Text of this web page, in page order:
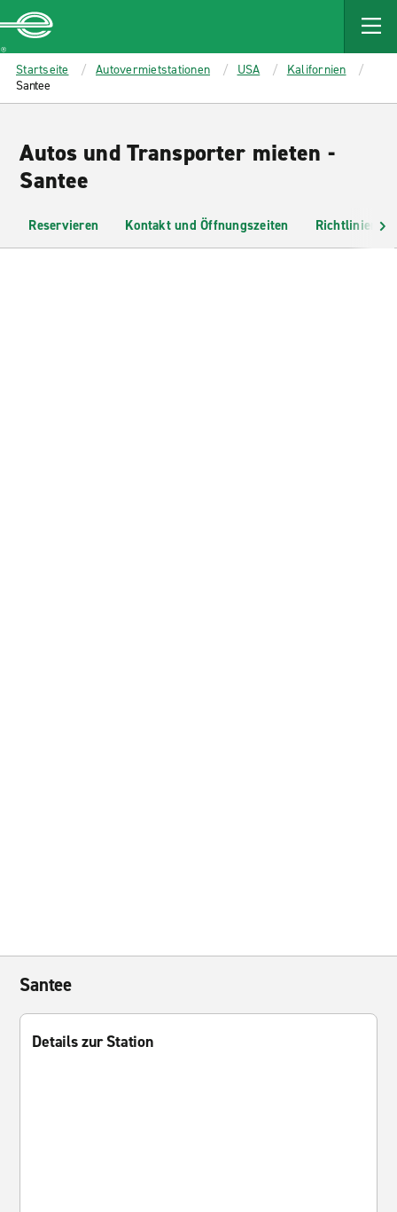
MAIN
CONTENT
Enterprise
Startseite Autovermietstationen USA
Kalifornien
Santee
Autos und Transporter mieten -
Santee
Reservieren Kontakt und Öffnungszeiten Richtlinien
Santee
Details zur Station